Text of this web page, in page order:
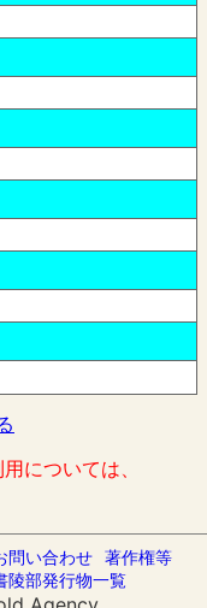
については、
問い合わせ 著作権等
陵部発行物一覧